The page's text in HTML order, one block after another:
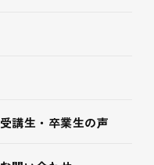
受講生・卒業生の声